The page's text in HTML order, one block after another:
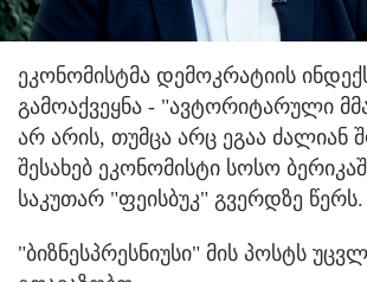
ეკონომისტმა დემოკრატიის
გამოაქვეყნა - "ავტორიტარული
არ არის, თუმცა არც ეგაა ძალიან
შესახებ ეკონომისტი სოსო
საკუთარ "ფეისბუკ" გვერდზე წერს.
"ბიზნესპრესნიუსი" მის პოსტს